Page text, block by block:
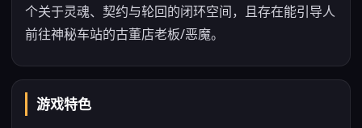
个关于灵魂、契约与轮回的闭环空间，且存在能引导人
前往神秘车站的古董店老板/恶魔。
游戏特色